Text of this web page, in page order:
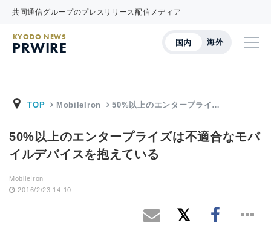
共同通信グループのプレスリリース配信メディア
国内 海外
KYODO NEWS
PRWIRE
TOP MobileIron 50%以上のエンタープライ…
50%以上のエンタープライズは不適合なモバ
イルデバイスを抱えている
MobileIron
2016/2/23 14:10